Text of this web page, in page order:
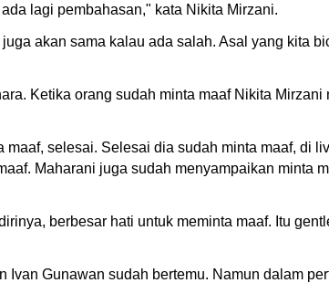
lagi pembahasan," kata Nikita Mirzani.
akan sama kalau ada salah. Asal yang kita
Ketika orang sudah minta maaf Nikita Mirzani
selesai. Selesai dia sudah minta maaf, di
Maharani juga sudah menyampaikan minta
berbesar hati untuk meminta maaf. Itu
Gunawan sudah bertemu. Namun dalam